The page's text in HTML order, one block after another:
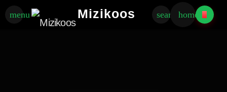
menu Mizikoos searchhome